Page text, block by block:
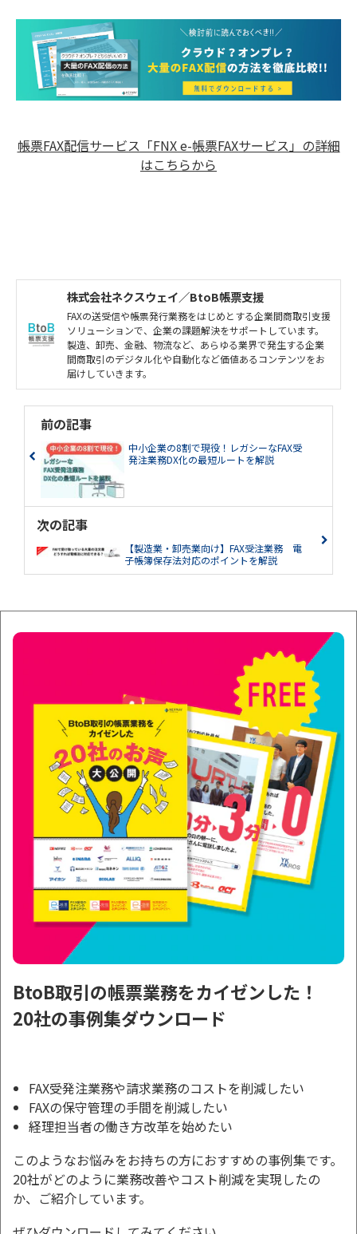
帳票FAX配信サービス「FNX e-帳票FAXサービス」の詳細
はこちらから
株式会社ネクスウェイ／BtoB帳票支援
FAXの送受信や帳票発行業務をはじめとする企業間商取引支援
ソリューションで、企業の課題解決をサポートしています。
製造、卸売、金融、物流など、あらゆる業界で発生する企業
間商取引のデジタル化や自動化など価値あるコンテンツをお
届けしていきます。
前の記事
中小企業の8割で現役！レガシーなFAX受
発注業務DX化の最短ルートを解説
次の記事
【製造業・卸売業向け】FAX受注業務 電
子帳簿保存法対応のポイントを解説
BtoB取引の帳票業務をカイゼンした！
20社の事例集ダウンロード
FAX受発注業務や請求業務のコストを削減したい
FAXの保守管理の手間を削減したい
経理担当者の働き方改革を始めたい
このようなお悩みをお持ちの方におすすめの事例集です。
20社がどのように業務改善やコスト削減を実現したの
か、ご紹介しています。